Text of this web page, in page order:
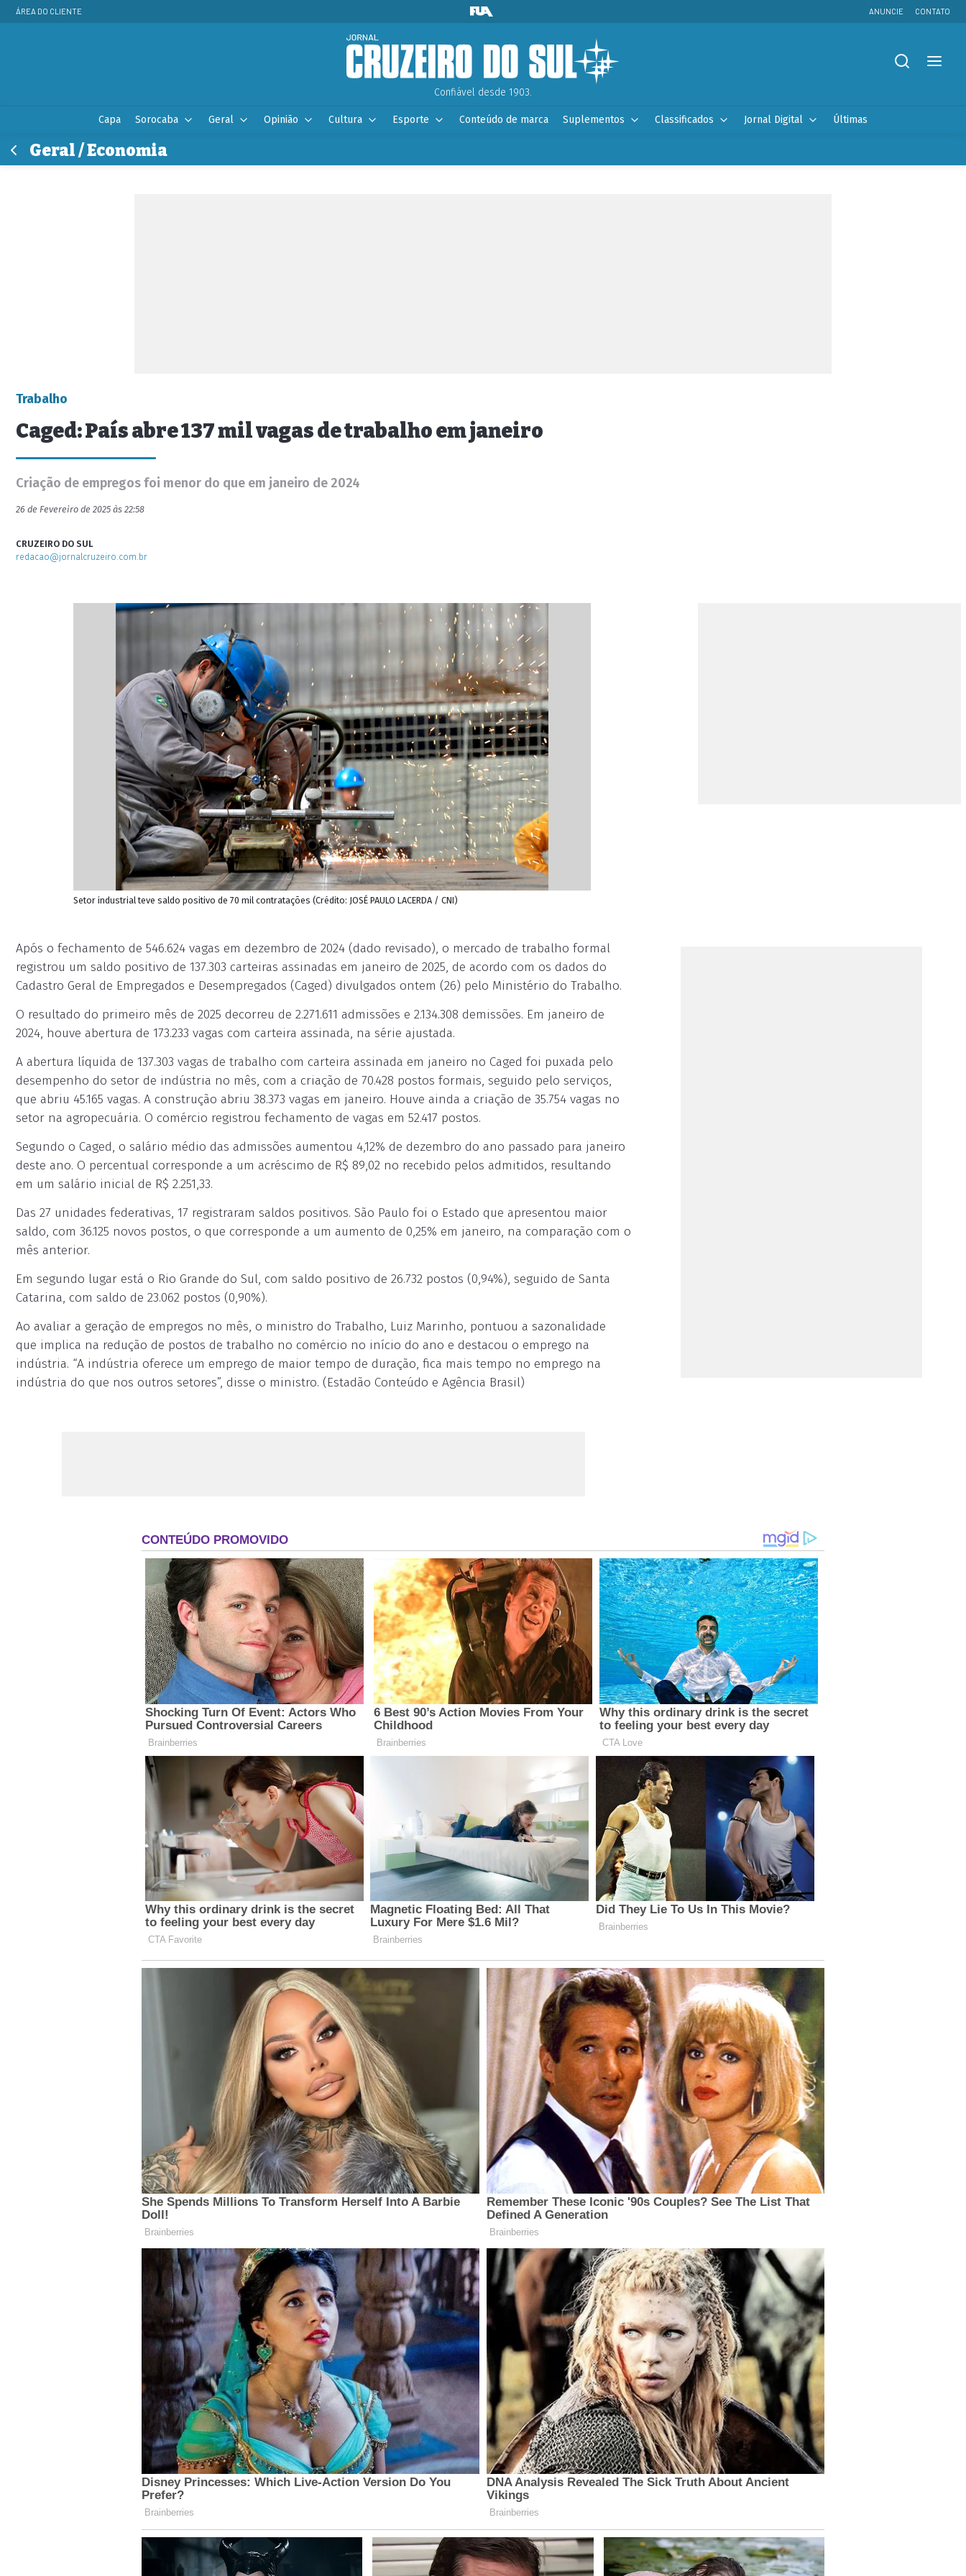
ÁREA DO CLIENTE ANUNCIE CONTATO
Confiável desde 1903.
Capa Sorocaba Geral Opinião Cultura Esporte Conteúdo de marca Suplementos Classificados Jornal Digital Últimas
Geral / Economia
Trabalho
Caged: País abre 137 mil vagas de trabalho em janeiro
Criação de empregos foi menor do que em janeiro de 2024
26 de Fevereiro de 2025 às 22:58
CRUZEIRO DO SUL
redacao@jornalcruzeiro.com.br
Setor industrial teve saldo positivo de 70 mil contratações (Crédito: JOSÉ PAULO LACERDA / CNI)
Após o fechamento de 546.624 vagas em dezembro de 2024 (dado revisado), o mercado de trabalho formal
registrou um saldo positivo de 137.303 carteiras assinadas em janeiro de 2025, de acordo com os dados do
Cadastro Geral de Empregados e Desempregados (Caged) divulgados ontem (26) pelo Ministério do Trabalho.
O resultado do primeiro mês de 2025 decorreu de 2.271.611 admissões e 2.134.308 demissões. Em janeiro de
2024, houve abertura de 173.233 vagas com carteira assinada, na série ajustada.
A abertura líquida de 137.303 vagas de trabalho com carteira assinada em janeiro no Caged foi puxada pelo
desempenho do setor de indústria no mês, com a criação de 70.428 postos formais, seguido pelo serviços,
que abriu 45.165 vagas. A construção abriu 38.373 vagas em janeiro. Houve ainda a criação de 35.754 vagas no
setor na agropecuária. O comércio registrou fechamento de vagas em 52.417 postos.
Segundo o Caged, o salário médio das admissões aumentou 4,12% de dezembro do ano passado para janeiro
deste ano. O percentual corresponde a um acréscimo de R$ 89,02 no recebido pelos admitidos, resultando
em um salário inicial de R$ 2.251,33.
Das 27 unidades federativas, 17 registraram saldos positivos. São Paulo foi o Estado que apresentou maior
saldo, com 36.125 novos postos, o que corresponde a um aumento de 0,25% em janeiro, na comparação com o
mês anterior.
Em segundo lugar está o Rio Grande do Sul, com saldo positivo de 26.732 postos (0,94%), seguido de Santa
Catarina, com saldo de 23.062 postos (0,90%).
Ao avaliar a geração de empregos no mês, o ministro do Trabalho, Luiz Marinho, pontuou a sazonalidade
que implica na redução de postos de trabalho no comércio no início do ano e destacou o emprego na
indústria. “A indústria oferece um emprego de maior tempo de duração, fica mais tempo no emprego na
indústria do que nos outros setores”, disse o ministro. (Estadão Conteúdo e Agência Brasil)